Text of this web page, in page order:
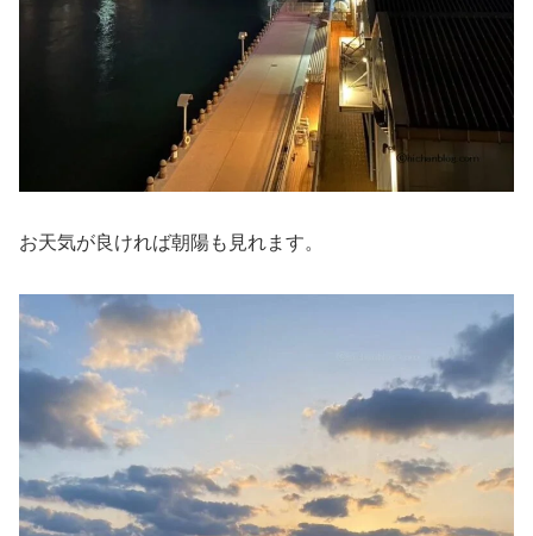
お天気が良ければ朝陽も見れます。